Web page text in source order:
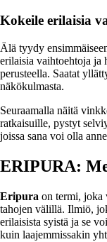
Kokeile erilaisia
Älä tyydy
erilaisia vaihtoehtoja ja
perusteella. Saatat
näkökulmasta.
Seuraamalla näitä
ratkaisuille, pystyt
joissa sana voi olla
ERIPURA:
Eripura on termi, joka
tahojen välillä. Ilmiö,
erilaisista syistä ja se
kuin laajemmissakin